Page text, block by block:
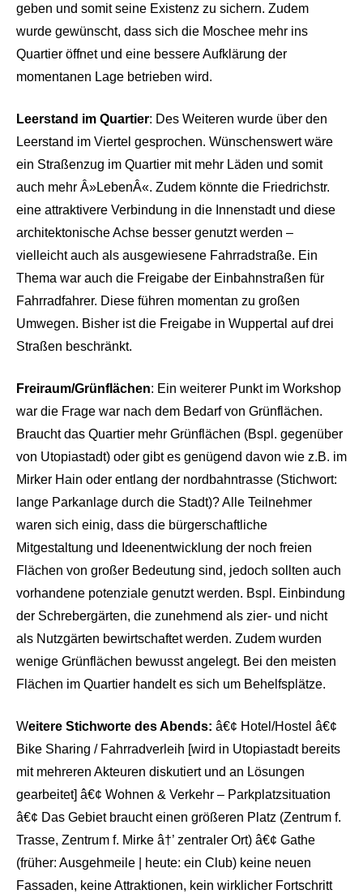
geben und somit seine Existenz zu sichern. Zudem
wurde gewünscht, dass sich die Moschee mehr ins
Quartier öffnet und eine bessere Aufklärung der
momentanen Lage betrieben wird.
Leerstand im Quartier: Des Weiteren wurde über den
Leerstand im Viertel gesprochen. Wünschenswert wäre
ein Straßenzug im Quartier mit mehr Läden und somit
auch mehr Â»LebenÂ«. Zudem könnte die Friedrichstr.
eine attraktivere Verbindung in die Innenstadt und diese
architektonische Achse besser genutzt werden –
vielleicht auch als ausgewiesene Fahrradstraße. Ein
Thema war auch die Freigabe der Einbahnstraßen für
Fahrradfahrer. Diese führen momentan zu großen
Umwegen. Bisher ist die Freigabe in Wuppertal auf drei
Straßen beschränkt.
Freiraum/Grünflächen: Ein weiterer Punkt im Workshop
war die Frage war nach dem Bedarf von Grünflächen.
Braucht das Quartier mehr Grünflächen (Bspl. gegenüber
von Utopiastadt) oder gibt es genügend davon wie z.B. im
Mirker Hain oder entlang der nordbahntrasse (Stichwort:
lange Parkanlage durch die Stadt)? Alle Teilnehmer
waren sich einig, dass die bürgerschaftliche
Mitgestaltung und Ideenentwicklung der noch freien
Flächen von großer Bedeutung sind, jedoch sollten auch
vorhandene potenziale genutzt werden. Bspl. Einbindung
der Schrebergärten, die zunehmend als zier- und nicht
als Nutzgärten bewirtschaftet werden. Zudem wurden
wenige Grünflächen bewusst angelegt. Bei den meisten
Flächen im Quartier handelt es sich um Behelfsplätze.
Weitere Stichworte des Abends: â€¢ Hotel/Hostel â€¢
Bike Sharing / Fahrradverleih [wird in Utopiastadt bereits
mit mehreren Akteuren diskutiert und an Lösungen
gearbeitet] â€¢ Wohnen & Verkehr – Parkplatzsituation
â€¢ Das Gebiet braucht einen größeren Platz (Zentrum f.
Trasse, Zentrum f. Mirke â†’ zentraler Ort) â€¢ Gathe
(früher: Ausgehmeile | heute: ein Club) keine neuen
Fassaden, keine Attraktionen, kein wirklicher Fortschritt